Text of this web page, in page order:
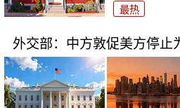
最热
外交部：中方敦促美方停止